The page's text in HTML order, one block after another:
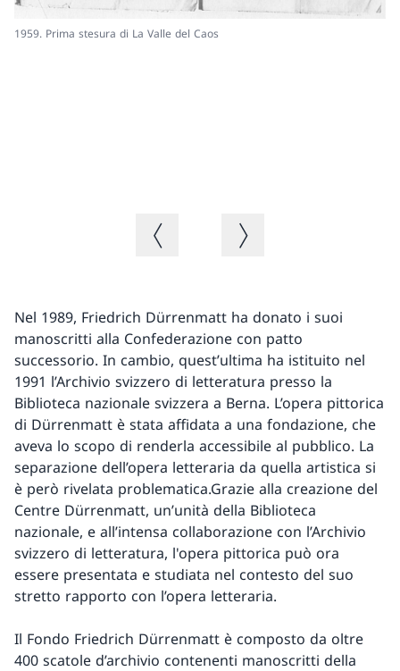
1959. Prima stesura di La Valle del Caos
Immagine precedenteImmagine successiva
Nel 1989, Friedrich Dürrenmatt ha donato i suoi
manoscritti alla Confederazione con patto
successorio. In cambio, quest’ultima ha istituito nel
1991 l’Archivio svizzero di letteratura presso la
Biblioteca nazionale svizzera a Berna. L’opera pittorica
di Dürrenmatt è stata affidata a una fondazione, che
aveva lo scopo di renderla accessibile al pubblico. La
separazione dell’opera letteraria da quella artistica si
è però rivelata problematica.Grazie alla creazione del
Centre Dürrenmatt, un’unità della Biblioteca
nazionale, e all’intensa collaborazione con l’Archivio
svizzero di letteratura, l'opera pittorica può ora
essere presentata e studiata nel contesto del suo
stretto rapporto con l’opera letteraria.
Il Fondo Friedrich Dürrenmatt è composto da oltre
400 scatole d’archivio contenenti manoscritti della